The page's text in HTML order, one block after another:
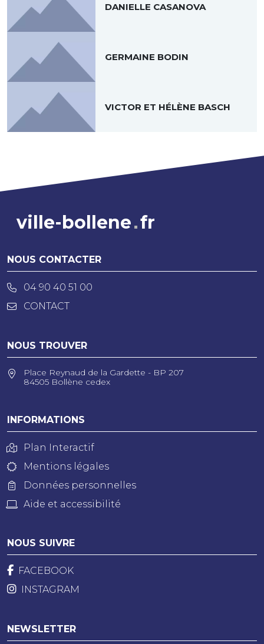
DANIELLE CASANOVA
GERMAINE BODIN
VICTOR ET HÉLÈNE BASCH
ville-bollene fr
NOUS CONTACTER
04 90 40 51 00
CONTACT
NOUS TROUVER
Place Reynaud de la Gardette - BP 207
84505 Bollène cedex
INFORMATIONS
Plan Interactif
Mentions légales
Données personnelles
Aide et accessibilité
NOUS SUIVRE
FACEBOOK
INSTAGRAM
NEWSLETTER